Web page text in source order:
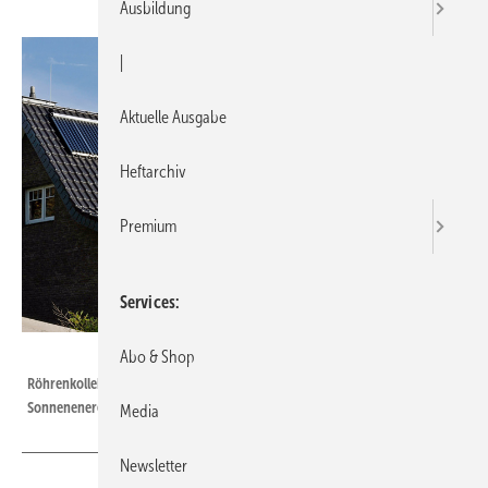
Röhrenkollektoren können die bessere Wahl für alle sein, die die
Sonnenenergie mit der technisch bestmöglichen Effizienz nutzen wollen.
Ausbildung
Aktuelle Ausgabe
Heftarchiv
Premium
Services
Abo & Shop
Media
Newsletter